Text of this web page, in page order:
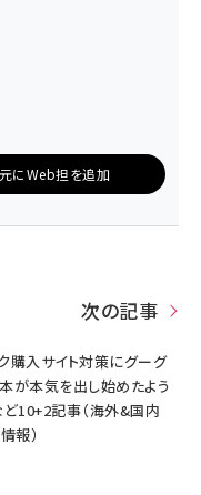
にWeb担を追加
次の記事
購入サイト対策にグーグ
が本気を出し始めたよう
ど10+2記事（海外&国内
報）